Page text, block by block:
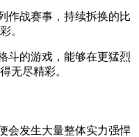
作战赛事，持续拆换的比
。
斗的游戏，能够在更猛烈
无尽精彩。
会发生大量整体实力强悍